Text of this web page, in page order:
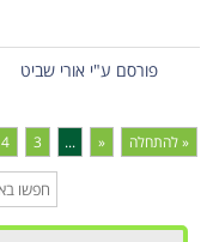
פורסם ע"י אורי שביט
« להתחלה «
...
3
4